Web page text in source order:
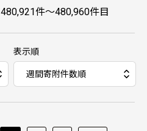
480,921件～480,960件目
表示順